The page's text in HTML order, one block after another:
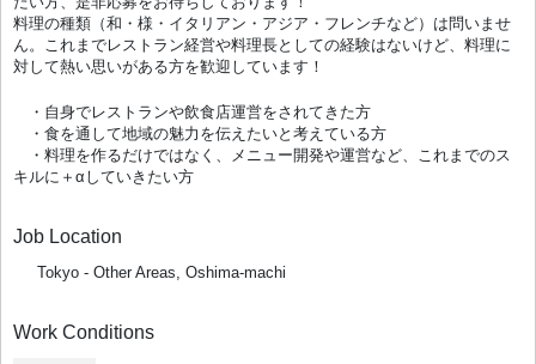
料理の種類（和・様・イタリアン・アジア・フレンチなど）は問いませ
ん。これまでレストラン経営や料理長としての経験はないけど、料理に
対して熱い思いがある方を歓迎しています！
・自身でレストランや飲食店運営をされてきた方
・食を通して地域の魅力を伝えたいと考えている方
・料理を作るだけではなく、メニュー開発や運営など、これまでのス
キルに＋αしていきたい方
Job Location
Tokyo - Other Areas, Oshima-machi
Work Conditions